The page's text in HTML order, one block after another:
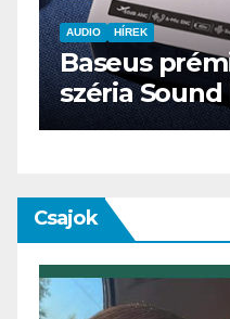
AUDIO IT MŰSZAKI
ENDORFY
Csajok